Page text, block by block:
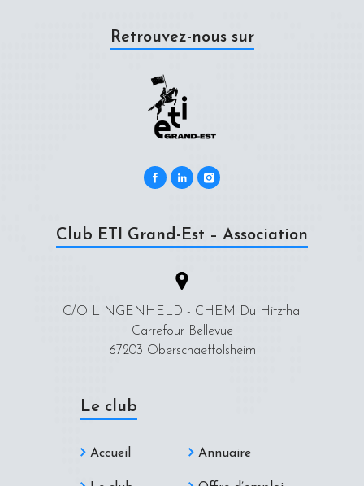
Retrouvez-nous sur
Club ETI Grand-Est – Association
C/O LINGENHELD - CHEM Du Hitzthal
Carrefour Bellevue
67203 Oberschaeffolsheim
Le club
Accueil Annuaire